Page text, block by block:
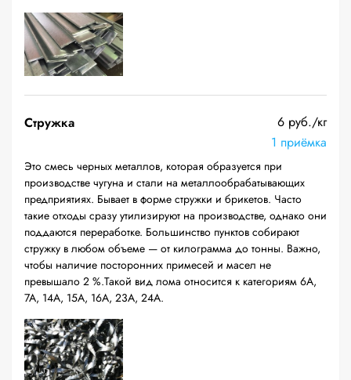
Стружка
6 руб./кг
1 приёмка
Это смесь черных металлов, которая образуется при
производстве чугуна и стали на металлообрабатывающих
предприятиях. Бывает в форме стружки и брикетов. Часто
такие отходы сразу утилизируют на производстве, однако они
поддаются переработке. Большинство пунктов собирают
стружку в любом объеме — от килограмма до тонны. Важно,
чтобы наличие посторонних примесей и масел не
превышало 2 %.Такой вид лома относится к категориям 6А,
7А, 14А, 15А, 16А, 23А, 24А.